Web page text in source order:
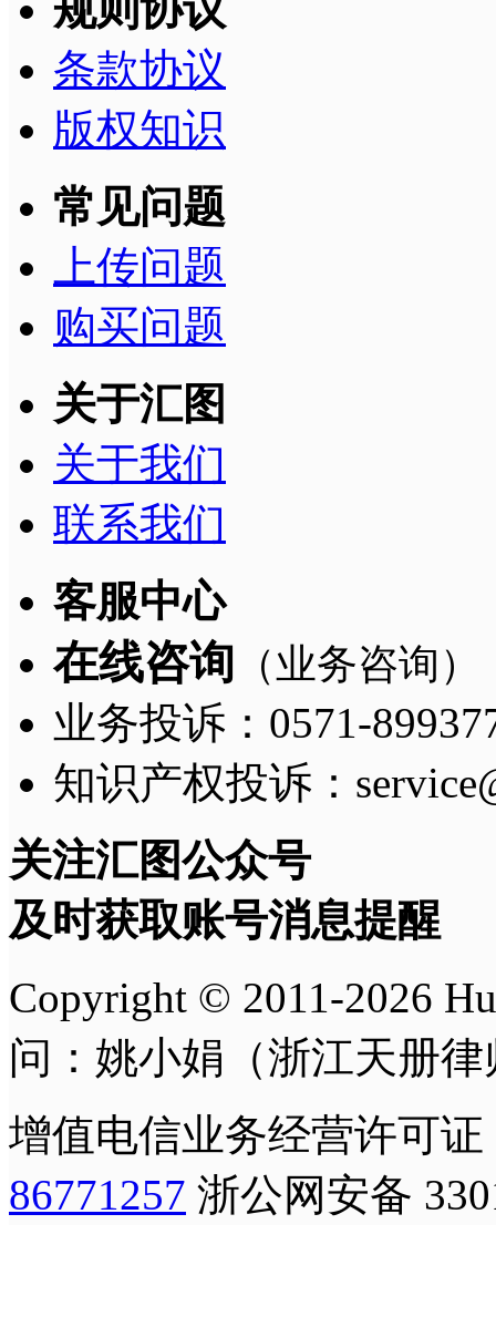
条款协议
版权知识
常见问题
上传问题
购买问题
关于汇图
关于我们
联系我们
客服中心
在线咨询 （业务咨询）
业务投诉：0571-
知识产权投诉：
关注汇图公众号
及时获取账号消息提醒
Copyright © 2011-2026
问：姚小娟（浙江天册
增值电信业务经营许可
86771257 浙公网安备